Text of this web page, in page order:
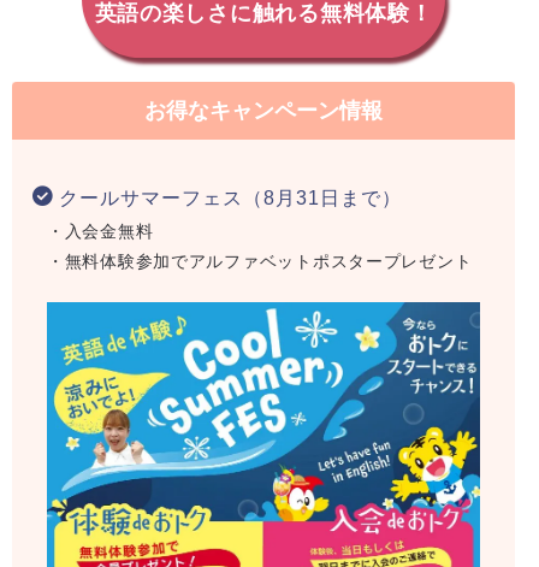
英語の楽しさに触れる無料体験！
お得なキャンペーン情報
クールサマーフェス（8月31日まで）
・入会金無料
・無料体験参加でアルファベットポスタープレゼント